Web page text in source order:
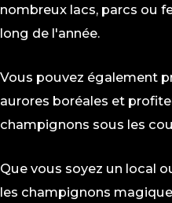
nombreux lacs, parcs ou
long de l'année.
Vous pouvez également
aurores boréales et
champignons sous les
Que vous soyez un local
les champignons